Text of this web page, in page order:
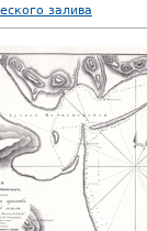
залива